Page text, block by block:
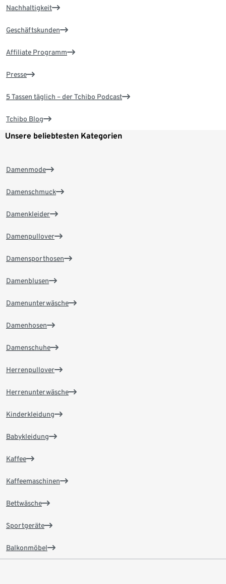
Nachhaltigkeit
Geschäftskunden
Affiliate Programm
Presse
5 Tassen täglich – der Tchibo Podcast
Tchibo Blog
Unsere beliebtesten Kategorien
Damenmode
Damenschmuck
Damenkleider
Damenpullover
Damensporthosen
Damenblusen
Damenunterwäsche
Damenhosen
Damenschuhe
Herrenpullover
Herrenunterwäsche
Kinderkleidung
Babykleidung
Kaffee
Kaffeemaschinen
Bettwäsche
Sportgeräte
Balkonmöbel